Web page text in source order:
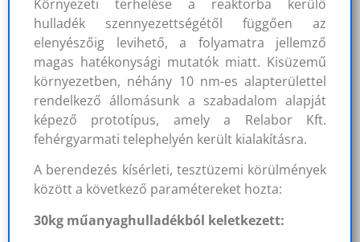
Környezeti terhelése a reaktorba kerülő
hulladék szennyezettségétől függően az
elenyészőig levihető, a folyamatra jellemző
magas hatékonysági mutatók miatt. Kisüzemű
környezetben, néhány 10 nm-es alapterülettel
rendelkező állomásunk a szabadalom alapját
képező prototípus, amely a Relabor Kft.
fehérgyarmati telephelyén került kialakításra.
A berendezés kísérleti, tesztüzemi körülmények
között a következő paramétereket hozta:
30kg műanyaghulladékból keletkezett: